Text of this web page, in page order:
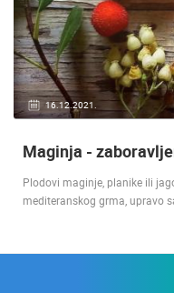
16.12.2021.
Maginja -
Plodovi maginje, planike ili
mediteranskog grma, upravo